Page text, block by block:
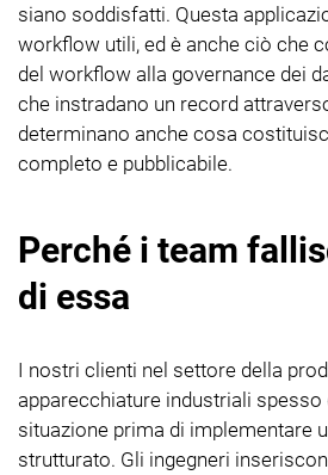
siano soddisfatti. Questa
workflow utili, ed è anche ciò che
del workflow alla governance dei
che instradano un record
determinano anche cosa
completo e pubblicabile.
Perché i team
di essa
I nostri clienti nel settore della
apparecchiature industriali
situazione prima di implementare
strutturato. Gli ingegneri